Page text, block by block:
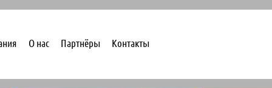
О нас Партнёры Контакты